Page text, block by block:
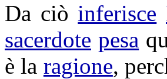
Da ciò inferisce
sacerdote pesa
è la ragione,